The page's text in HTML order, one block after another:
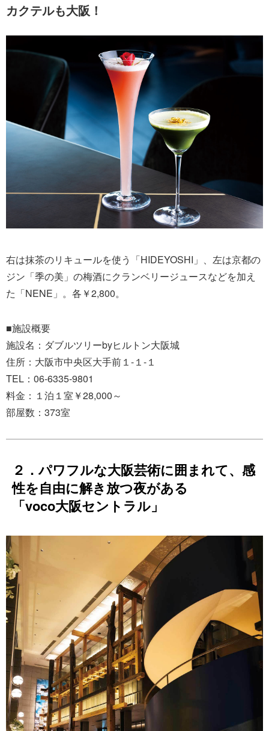
カクテルも大阪！
右は抹茶のリキュールを使う「HIDEYOSHI」、左は京都の
ジン「季の美」の梅酒にクランベリージュースなどを加え
た「NENE」。各￥2,800。
■施設概要
施設名：ダブルツリーbyヒルトン大阪城
住所：大阪市中央区大手前１-１-１
TEL：06-6335-9801
料金：１泊１室￥28,000～
部屋数：373室
２．パワフルな大阪芸術に囲まれて、感
性を自由に解き放つ夜がある
「voco大阪セントラル」